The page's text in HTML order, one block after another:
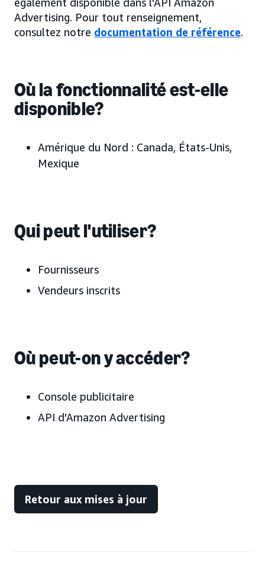
Advertising. Pour tout renseignement,
consultez notre documentation de référence.
Où la fonctionnalité est-elle
disponible?
Amérique du Nord : Canada, États-Unis,
Mexique
Qui peut l'utiliser?
Fournisseurs
Vendeurs inscrits
Où peut-on y accéder?
Console publicitaire
API d'Amazon Advertising
Retour aux mises à jour